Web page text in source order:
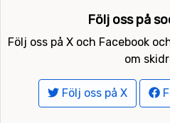
Följ oss på
Följ oss på X och Facebook
om
Följ oss på X